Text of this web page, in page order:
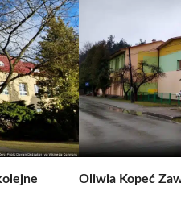
Oliwia Kopeć